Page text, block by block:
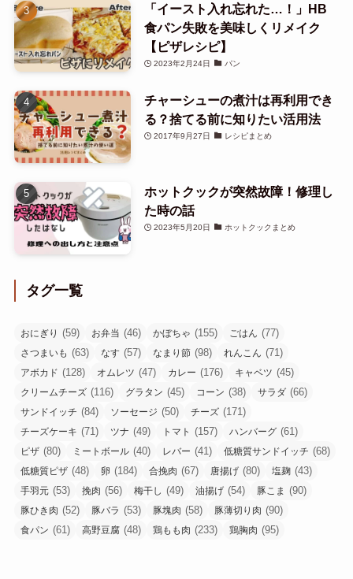
「イースト入れ忘れた…！」HB
食パン失敗を美味しくリメイク
【ピザレシピ】
2023年2月24日 パン
チャーシューの煮汁は再利用でき
る？捨てる前に知りたい活用法
2017年9月27日 レシピまとめ
ホットクックが突然故障！修理し
た時の話
2023年5月20日 ホットクックまとめ
タグ一覧
おにぎり (59) お弁当 (46) かぼちゃ (155) ごはん (77)
さつまいも (63) なす (57) なまり節 (98) れんこん (71)
アボカド (128) オムレツ (47) カレー (176) キャベツ (45)
クリームチーズ (116) グラタン (45) コーン (38) サラダ (66)
サンドイッチ (84) ソーセージ (50) チーズ (171)
チーズケーキ (71) ツナ (49) トマト (157) ハンバーグ (61)
ピザ (80) ミートボール (40) レバー (41) 低糖質サンドイッチ (68)
低糖質ピザ (48) 卵 (184) 合挽肉 (67) 唐揚げ (80) 塩麹 (43)
手羽元 (53) 挽肉 (56) 梅干し (49) 油揚げ (54) 豚こま (90)
豚ひき肉 (52) 豚バラ (53) 豚塊肉 (58) 豚薄切り肉 (90)
食パン (61) 高野豆腐 (48) 鶏もも肉 (233) 鶏胸肉 (95)